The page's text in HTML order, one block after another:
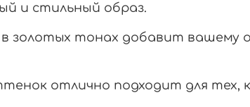
и стильный образ.
золотых тонах добавит вашему
отлично подходит для тех,